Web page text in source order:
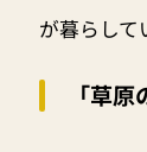
が暮らして
「草